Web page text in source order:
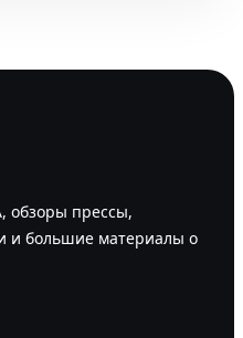
обзоры прессы,
и большие материалы о